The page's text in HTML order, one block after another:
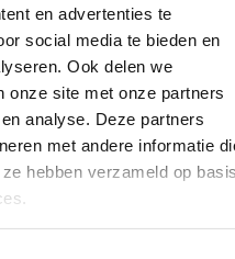
en advertenties te
social media te bieden en
Ook delen we
onze site met onze partners
analyse. Deze partners
met andere informatie
hebben verzameld op
10 meter
Love - 10
vol met hartjes